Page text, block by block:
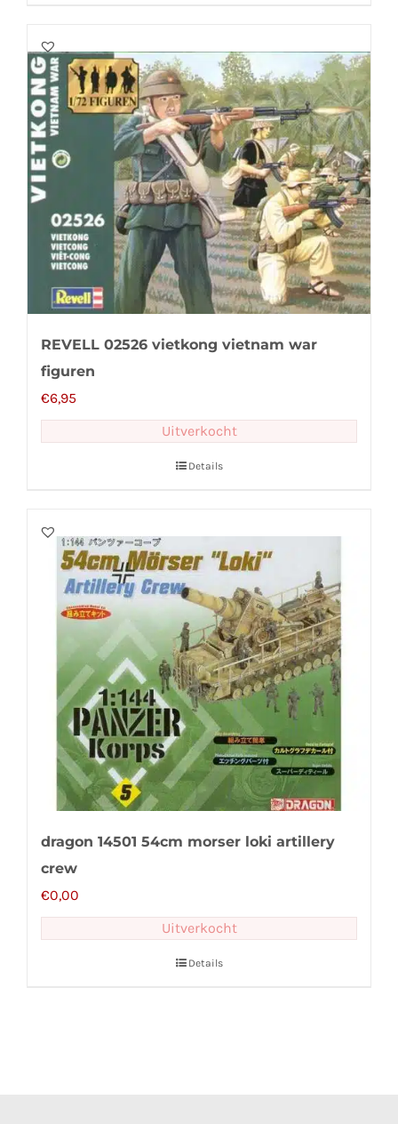
REVELL 02526 vietkong vietnam war
figuren
€6,95
Uitverkocht
Details
dragon 14501 54cm morser loki artillery
crew
€0,00
Uitverkocht
Details